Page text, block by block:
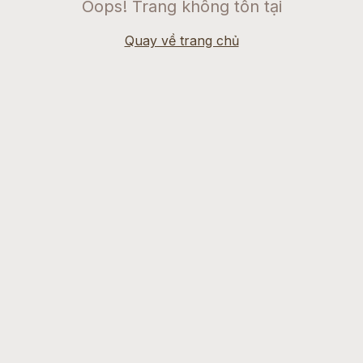
Oops! Trang không tồn tại
Quay về trang chủ